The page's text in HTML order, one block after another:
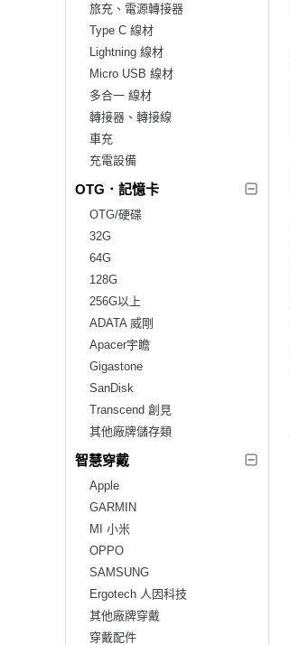
旅充、電源轉接器
Type C 線材
Lightning 線材
Micro USB 線材
多合一 線材
轉接器、轉接線
車充
充電設備
OTG．記憶卡
OTG/硬碟
32G
64G
128G
256G以上
ADATA 威剛
Apacer宇瞻
Gigastone
SanDisk
Transcend 創見
其他廠牌儲存類
智慧穿戴
Apple
GARMIN
MI 小米
OPPO
SAMSUNG
Ergotech 人因科技
其他廠牌穿戴
穿戴配件